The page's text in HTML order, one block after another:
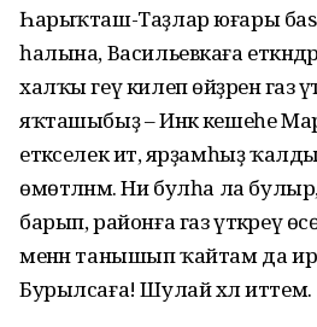
Һарыҡташ-Таҙлар юғары
һалына, Васильевкаға
халҡы геү килеп өйҙәренә газ
яҡташыбыҙ – Инәк кешеһе
етәкселек итә, ярҙамһыҙ
өмөтләнәм. Ни булһа ла булыр,
барып, районға газ үткәреү
менән танышып ҡайтам да
Бурылсаға! Шулай хәл иттем.